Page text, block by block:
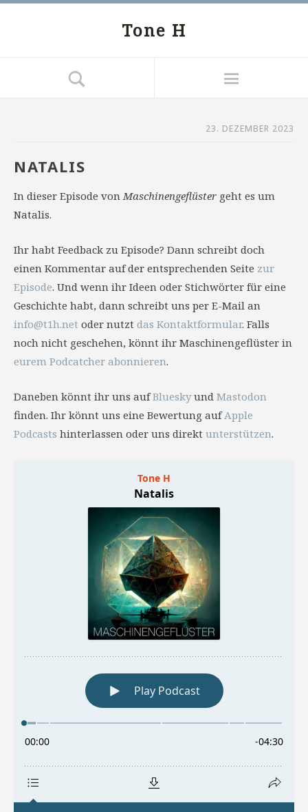
Tone H
23. DEZEMBER 2023
NATALIS
In dieser Episode vonMaschinengeflüster geht es um
Natalis.
Ihr habt Feedback zu Episode? Dann schreibt doch
einen Kommentar auf der entsprechenden Seite zur
Episode. Und wenn ihr Ideen oder Stichwörter für eine
Geschichte habt, dann schreibt uns per E-Mail an
info@t1h.net oder nutzt das Kontaktformular. Falls
noch nicht geschehen, könnt ihr Maschinengeflüster in
eurem Podcatcher abonnieren.
Daneben könnt ihr uns aufBlueskyund Mastodon
finden. Ihr könnt uns eine Bewertung aufApple
Podcasts hinterlassen oder uns direkt unterstützen.